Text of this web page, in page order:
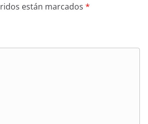
están marcados *